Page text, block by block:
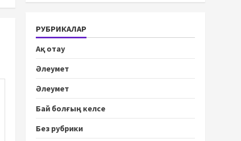
РУБРИКАЛАР
Ақ отау
Әлеумет
Әлеумет
Бай болғың келсе
Без рубрики